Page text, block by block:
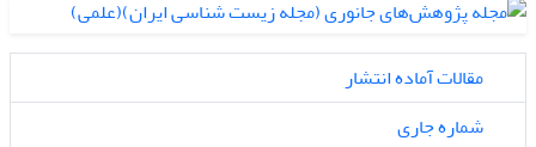
مقالات آماده انتشار
شماره جاری